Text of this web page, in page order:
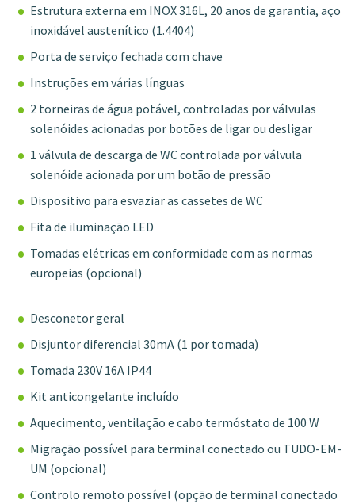
Estrutura externa em INOX 316L, 20 anos de garantia, aço
inoxidável austenítico (1.4404)
Porta de serviço fechada com chave
Instruções em várias línguas
2 torneiras de água potável, controladas por válvulas
solenóides acionadas por botões de ligar ou desligar
1 válvula de descarga de WC controlada por válvula
solenóide acionada por um botão de pressão
Dispositivo para esvaziar as cassetes de WC
Fita de iluminação LED
Tomadas elétricas em conformidade com as normas
europeias (opcional)
Desconetor geral
Disjuntor diferencial 30mA (1 por tomada)
Tomada 230V 16A IP44
Kit anticongelante incluído
Aquecimento, ventilação e cabo termóstato de 100 W
Migração possível para terminal conectado ou TUDO-EM-
UM (opcional)
Controlo remoto possível (opção de terminal conectado